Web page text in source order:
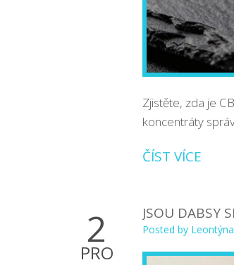
Zjistěte, zda je
koncentráty
ČÍST VÍCE
2
PRO
JSOU DABSY
Posted by